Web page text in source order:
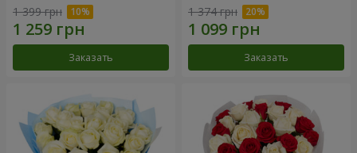
1 399 грн
Заказать
1 374 грн
Заказать